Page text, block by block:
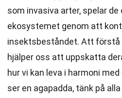
som invasiva arter, spelar de
ekosystemet genom att
insektsbeståndet. Att förstå
hjälper oss att uppskatta
hur vi kan leva i harmoni
ser en agapadda, tänk på